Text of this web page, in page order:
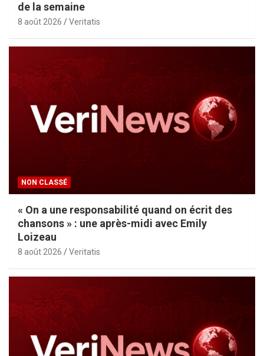
de la semaine
8 août 2026 Veritatis
NON CLASSÉ
« On a une responsabilité quand on écrit des
chansons » : une après-midi avec Emily
Loizeau
8 août 2026 Veritatis